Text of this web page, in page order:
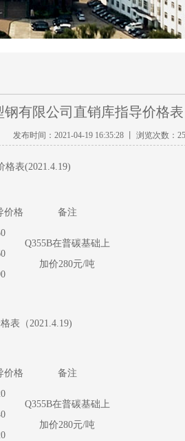
有限公司直销库指导价格表
发布时间：2021-04-19 16:35:28 丨 浏览次数：
表(2021.4.19)
价格
备注
Q355B在普碳基础上
加价280元/吨
表（2021.4.19)
价格
备注
Q355B在普碳基础上
加价280元/吨